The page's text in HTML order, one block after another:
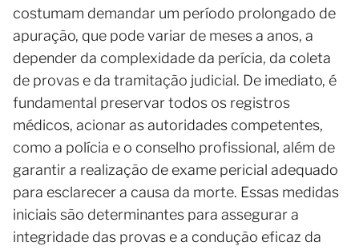
costumam demandar um período prolongado de
apuração, que pode variar de meses a anos, a
depender da complexidade da perícia, da coleta
de provas e da tramitação judicial. De imediato, é
fundamental preservar todos os registros
médicos, acionar as autoridades competentes,
como a polícia e o conselho profissional, além de
garantir a realização de exame pericial adequado
para esclarecer a causa da morte. Essas medidas
iniciais são determinantes para assegurar a
integridade das provas e a condução eficaz da